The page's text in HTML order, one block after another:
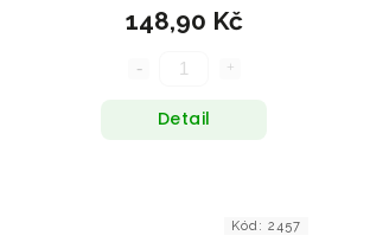
148,90 Kč
Detail
Kód: 2457